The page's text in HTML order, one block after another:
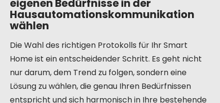
eigenen Bedürfnisse in der
Hausautomationskommunikation
wählen
Die Wahl des richtigen Protokolls für Ihr Smart
Home ist ein entscheidender Schritt. Es geht nicht
nur darum, dem Trend zu folgen, sondern eine
Lösung zu wählen, die genau Ihren Bedürfnissen
entspricht und sich harmonisch in Ihre bestehende